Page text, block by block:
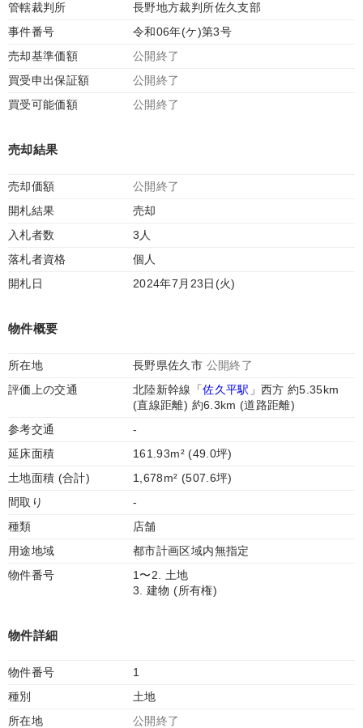
管轄裁判所
長野地方裁判所佐久支部
事件番号
令和06年(ケ)第3号
売却基準価額
公開終了
買受申出保証額
公開終了
買受可能価額
公開終了
売却結果
売却価額
公開終了
開札結果
売却
入札者数
3人
落札者資格
個人
開札日
2024年7月23日(火)
物件概要
所在地 長野県佐久市 公開終了
評価上の交通
北陸新幹線「佐久平駅 」西方 約5.35km
(直線距離) 約6.3km (道路距離)
参考交通
-
延床面積
161.93m² (49.0坪)
土地面積 (合計)
1,678m² (507.6坪)
間取り
-
種類
店舗
用途地域
都市計画区域内無指定
物件番号
1〜2. 土地
3. 建物 (所有権)
物件詳細
物件番号
1
種別
土地
所在地
公開終了